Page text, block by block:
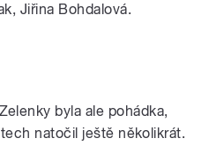
Jiřina Bohdalová.
byla ale pohádka,
natočil ještě několikrát.